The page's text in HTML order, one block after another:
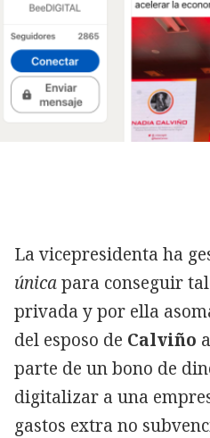
La vicepresidenta ha
únicapara conseguir
privada y por ella
del esposo de Calviño
parte de un bono de
digitalizar a una
gastos extra no